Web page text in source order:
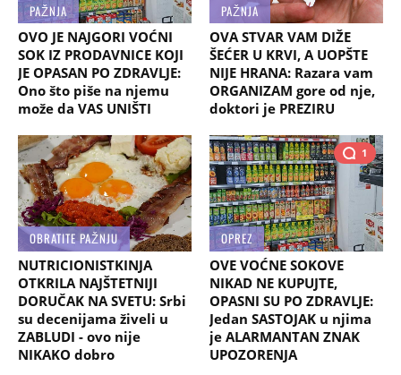
PAŽNJA
OVO JE NAJGORI VOĆNI
SOK IZ PRODAVNICE KOJI
JE OPASAN PO ZDRAVLJE:
Ono što piše na njemu
može da VAS UNIŠTI
PAŽNJA
OVA STVAR VAM DIŽE
ŠEĆER U KRVI, A UOPŠTE
NIJE HRANA: Razara vam
ORGANIZAM gore od nje,
doktori je PREZIRU
OBRATITE PAŽNJU
NUTRICIONISTKINJA
OTKRILA NAJŠTETNIJI
DORUČAK NA SVETU: Srbi
su decenijama živeli u
ZABLUDI - ovo nije
NIKAKO dobro
1
OPREZ
OVE VOĆNE SOKOVE
NIKAD NE KUPUJTE,
OPASNI SU PO ZDRAVLJE:
Jedan SASTOJAK u njima
je ALARMANTAN ZNAK
UPOZORENJA